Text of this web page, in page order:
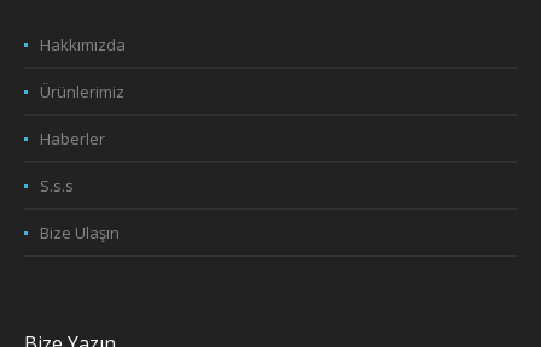
Hakkımızda
Ürünlerimiz
Haberler
S.s.s
Bize Ulaşın